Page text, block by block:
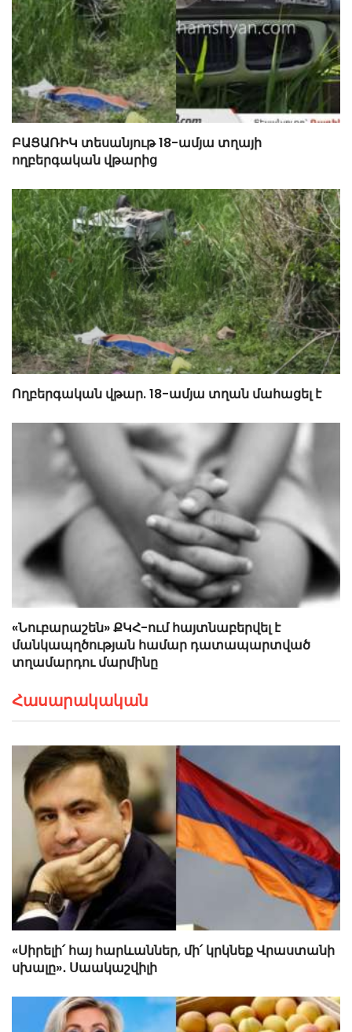
ԲԱՑԱՌԻԿ տեսանյութ 18-ամյա տղայի
ողբերգական վթարից
Ողբերգական վթար. 18-ամյա տղան մահացել է
«Նուբարաշեն» ՔԿՀ-ում հայտնաբերվել է
մանկապղծության համար դատապարտված
տղամարդու մարմինը
Հասարակական
«Սիրելի՛ հայ հարևաններ, մի՛ կրկնեք Վրաստանի
սխալը»․ Սաակաշվիլի